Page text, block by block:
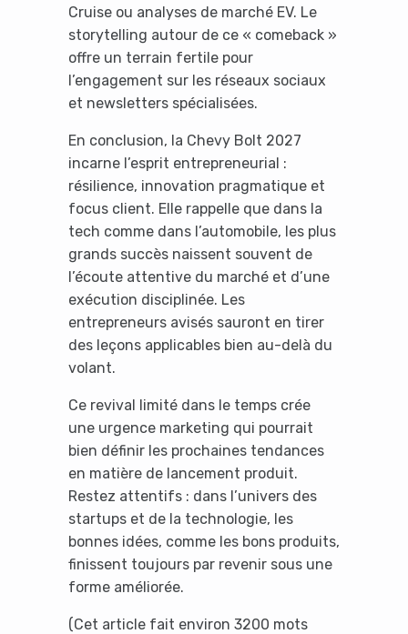
Cruise ou analyses de marché EV. Le
storytelling autour de ce « comeback »
offre un terrain fertile pour
l’engagement sur les réseaux sociaux
et newsletters spécialisées.
En conclusion, la Chevy Bolt 2027
incarne l’esprit entrepreneurial :
résilience, innovation pragmatique et
focus client. Elle rappelle que dans la
tech comme dans l’automobile, les plus
grands succès naissent souvent de
l’écoute attentive du marché et d’une
exécution disciplinée. Les
entrepreneurs avisés sauront en tirer
des leçons applicables bien au-delà du
volant.
Ce revival limité dans le temps crée
une urgence marketing qui pourrait
bien définir les prochaines tendances
en matière de lancement produit.
Restez attentifs : dans l’univers des
startups et de la technologie, les
bonnes idées, comme les bons produits,
finissent toujours par revenir sous une
forme améliorée.
(Cet article fait environ 3200 mots